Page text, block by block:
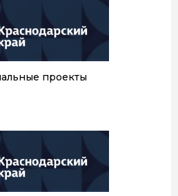
проекты